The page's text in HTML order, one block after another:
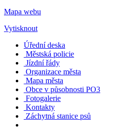
Mapa webu
Vytisknout
Úřední deska
Městská policie
Jízdní řády
Organizace města
Mapa města
Obce v působnosti PO3
Fotogalerie
Kontakty
Záchytná stanice psů